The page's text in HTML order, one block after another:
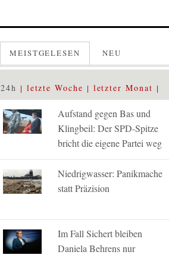
MEISTGELESEN NEU
24h letzte Woche letzter Monat
Aufstand gegen Bas und
Klingbeil: Der SPD-Spitze
bricht die eigene Partei weg
Niedrigwasser: Panikmache
statt Präzision
Im Fall Sichert bleiben
Daniela Behrens nur